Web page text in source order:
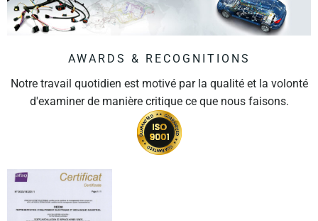
AWARDS & RECOGNITIONS
Notre travail quotidien est motivé par la qualité et la volonté
d'examiner de manière critique ce que nous faisons.